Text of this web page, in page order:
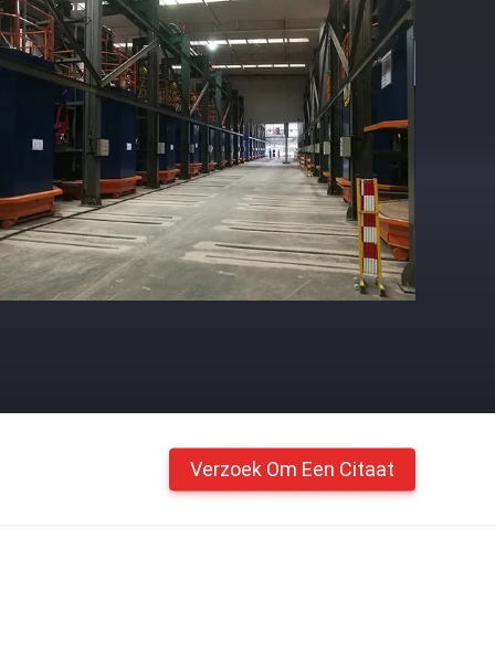
Verzoek Om Een Citaat